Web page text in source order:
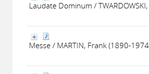
Laudate Dominum /
Messe / MARTIN, Frank (1890-